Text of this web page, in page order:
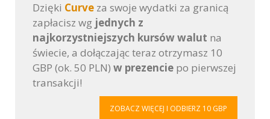
Dzięki Curve za swoje wydatki za granicą
zapłacisz wg jednych z
najkorzystniejszych kursów walut na
świecie, a dołączając teraz otrzymasz 10
GBP (ok. 50 PLN) w prezencie po pierwszej
transakcji!
ZOBACZ WIĘCEJ I ODBIERZ 10 GBP